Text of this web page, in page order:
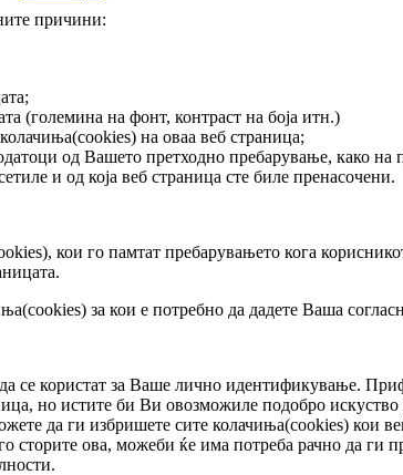
причини:
(големина на фонт, контраст на боја итн.)
на оваа веб страница;
од Вашето претходно пребарување, како на
и од која веб страница сте биле пренасочени.
кои го памтат пребарувањето кога
за кои е потребно да дадете Ваша
се користат за Ваше лично идентификување.
но истите би Ви овозможиле подобро
да ги избришете сите колачиња(cookies) кои
ова, можеби ќе има потреба рачно да ги